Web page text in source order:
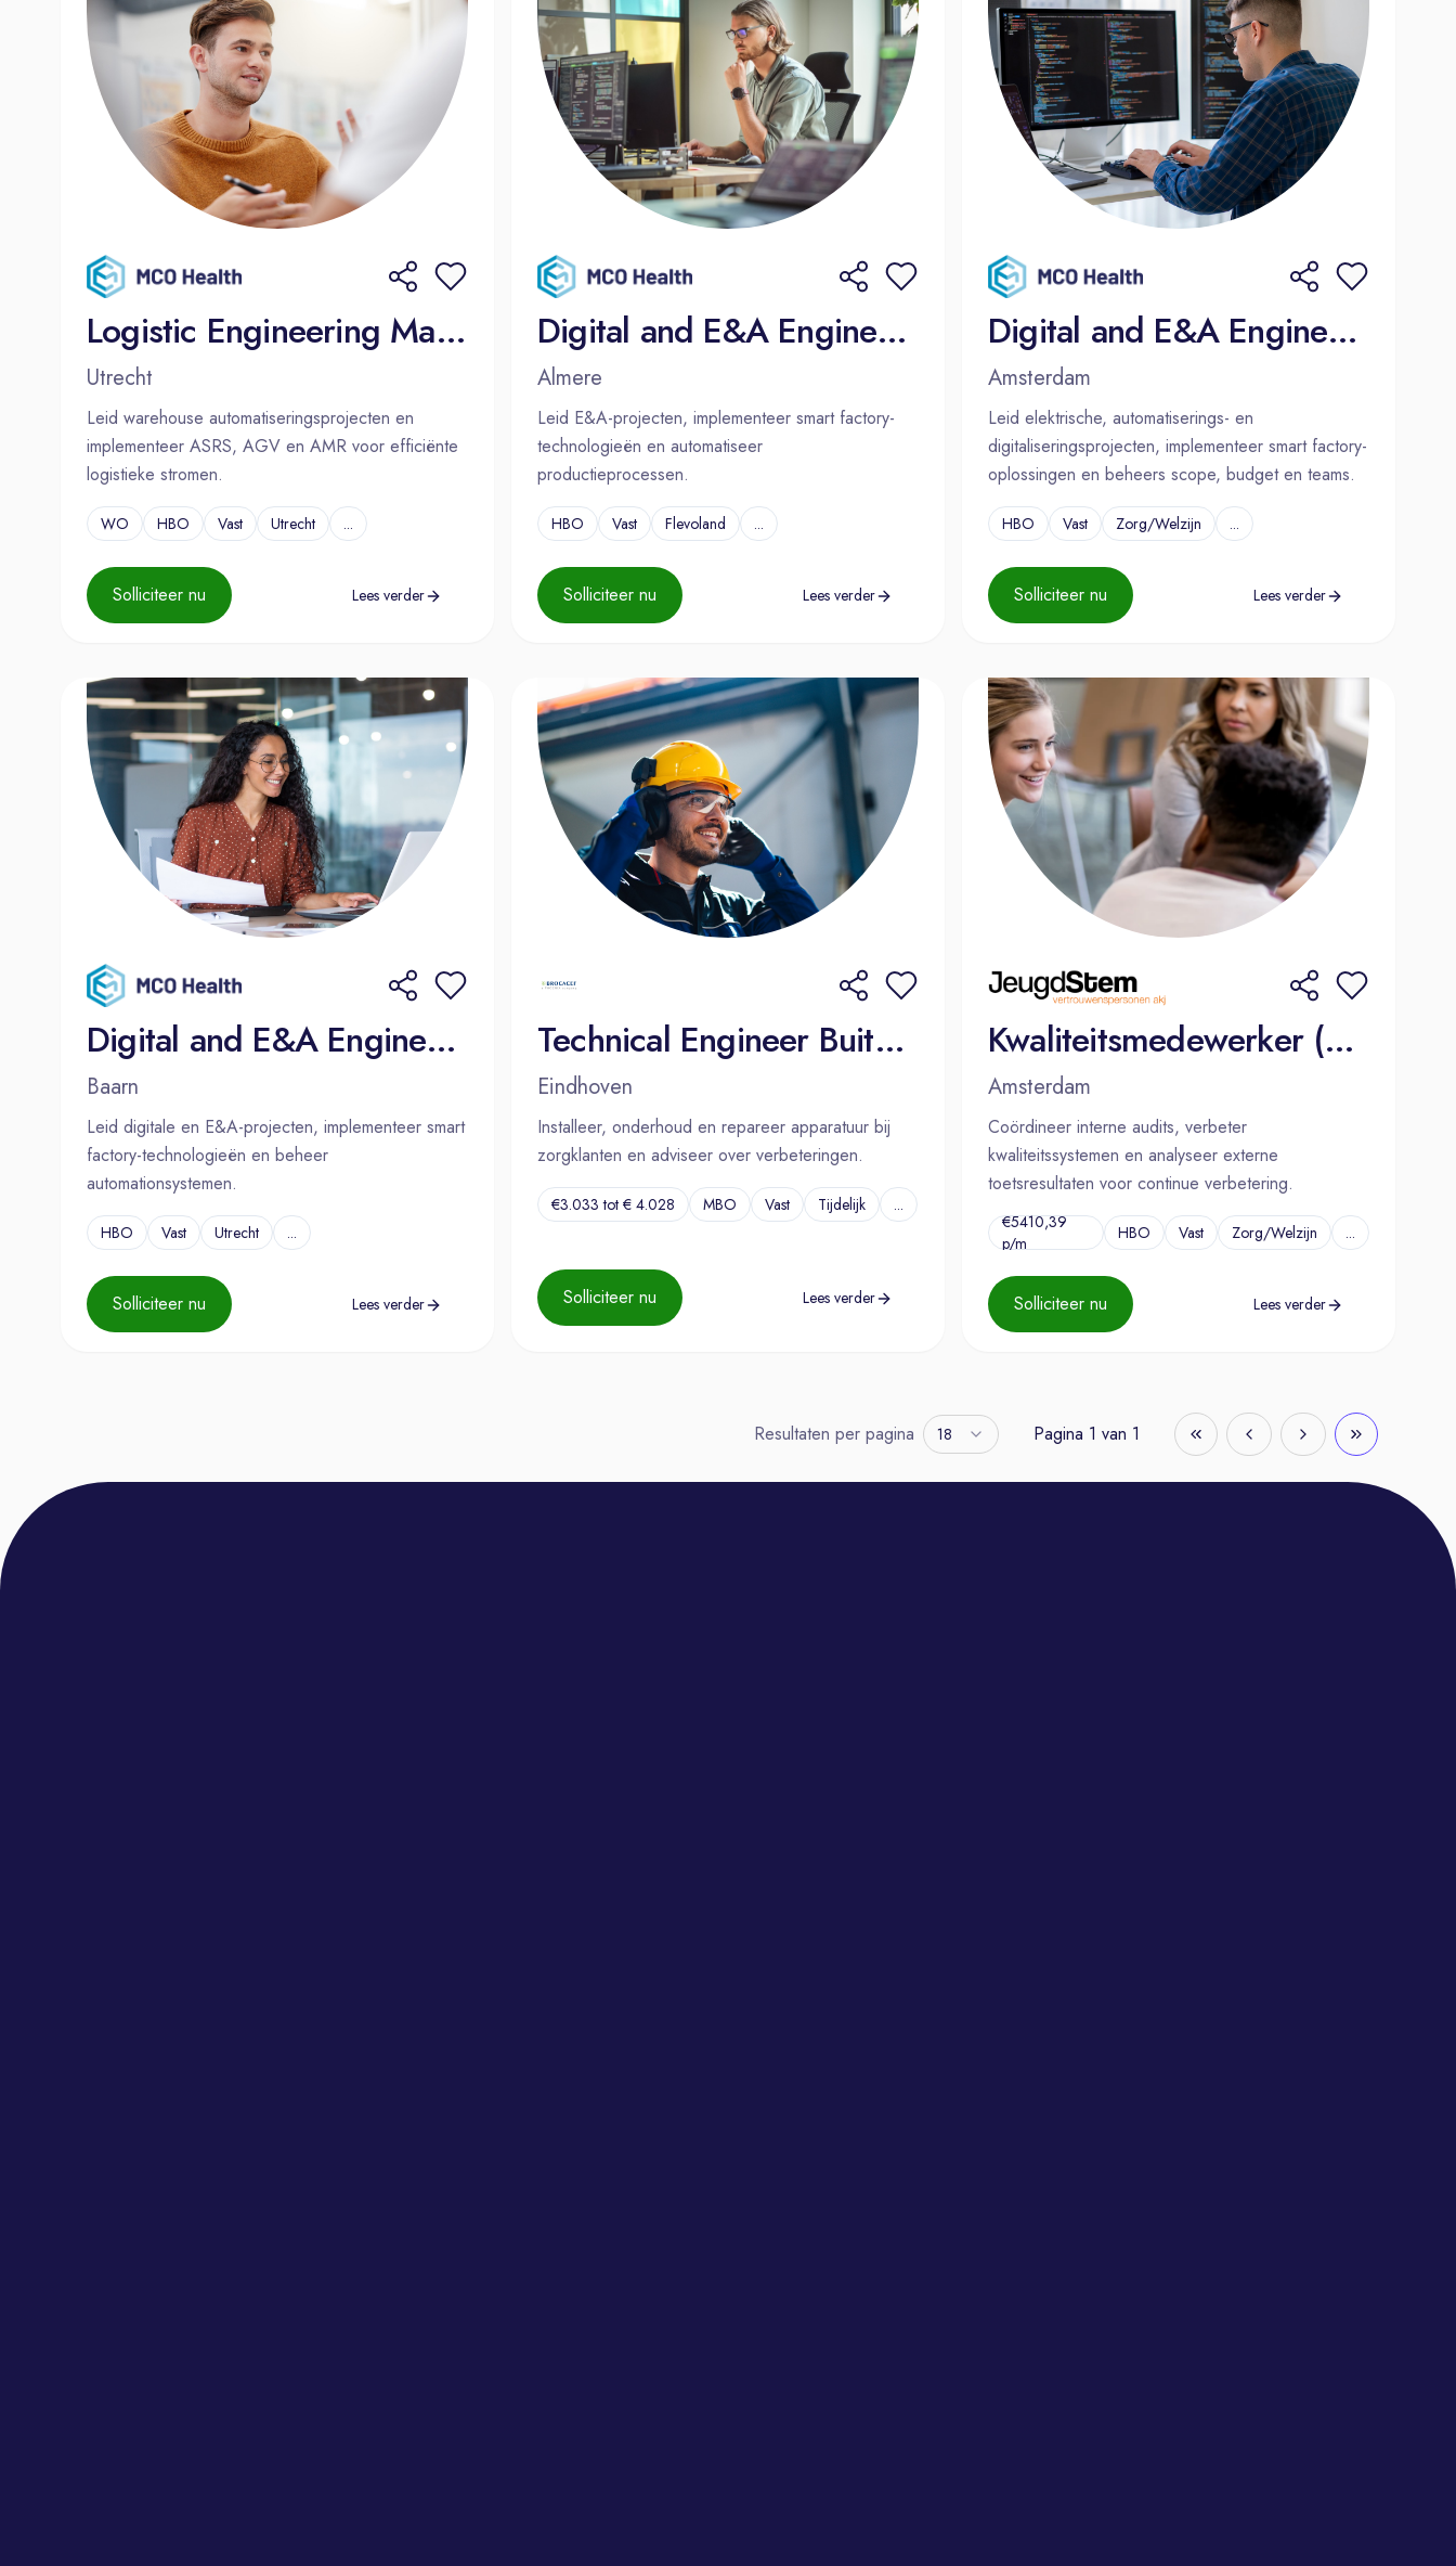
Logistic Engineering Manager
Utrecht
Leid warehouse automatiseringsprojecten en
implementeer ASRS, AGV en AMR voor efficiënte
logistieke stromen.
WO HBO Vast Utrecht ...
Solliciteer nu Lees verder
Digital and E&A Engineering Manager
Almere
Leid E&A-projecten, implementeer smart factory-
technologieën en automatiseer
productieprocessen.
HBO Vast Flevoland ...
Solliciteer nu Lees verder
Digital and E&A Engineering Manager
Amsterdam
Leid elektrische, automatiserings- en
digitaliseringsprojecten, implementeer smart factory-
oplossingen en beheers scope, budget en teams.
HBO Vast Zorg/Welzijn ...
Solliciteer nu Lees verder
Digital and E&A Engineering Manager
Baarn
Leid digitale en E&A-projecten, implementeer smart
factory-technologieën en beheer
automationsystemen.
HBO Vast Utrecht ...
Solliciteer nu Lees verder
Technical Engineer Buitendienst (32-40 uur)
Eindhoven
Installeer, onderhoud en repareer apparatuur bij
zorgklanten en adviseer over verbeteringen.
€3.033 tot € 4.028 MBO Vast Tijdelijk ...
Solliciteer nu Lees verder
Kwaliteitsmedewerker (32 uur p.w.)
Amsterdam
Coördineer interne audits, verbeter
kwaliteitssystemen en analyseer externe
toetsresultaten voor continue verbetering.
€5410,39
p/m
HBO Vast Zorg/Welzijn ...
Solliciteer nu Lees verder
Resultaten per pagina 18 Pagina 1 van 1